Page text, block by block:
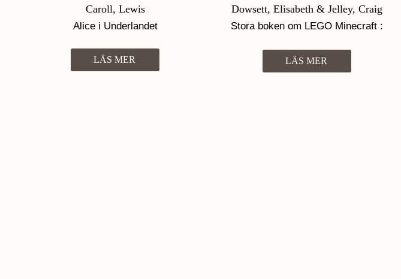
Caroll, Lewis
Alice i Underlandet
LÄS MER
Dowsett, Elisabeth & Jelley, Craig
Stora boken om LEGO Minecraft :
LÄS MER